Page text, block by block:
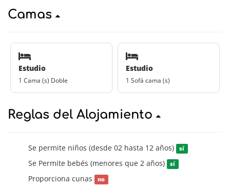
Camas
Estudio
1 Cama (s) Doble
Estudio
1 Sofá cama (s)
Reglas del Alojamiento
Se permite niños (desde 02 hasta 12 años) sí
Se Permite bebés (menores que 2 años) sí
Proporciona cunas no